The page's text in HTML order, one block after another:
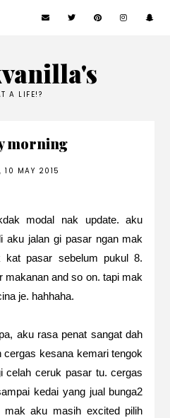
A LIFE!?
morning
10 MAY 2015
modal nak update. aku
aku jalan gi pasar ngan mak
kat pasar sebelum pukul 8.
makanan and so on. tapi mak
je. hahhaha.
aku rasa penat sangat dah
kesana kemari tengok
celah ceruk pasar tu. cergas
kedai yang jual bunga2
mak aku masih excited pilih